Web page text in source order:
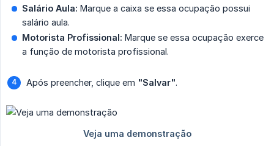
Salário Aula: Marque a caixa se essa ocupação possui
salário aula.
Motorista Profissional: Marque se essa ocupação exerce
a função de motorista profissional.
Após preencher, clique em "Salvar".